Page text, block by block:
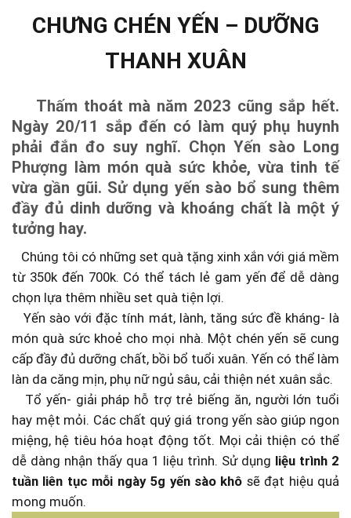
CHƯNG CHÉN YẾN – DƯỠNG
THANH XUÂN
Thấm thoát mà năm 2023 cũng sắp hết.
Ngày 20/11 sắp đến có làm quý phụ huynh
phải đắn đo suy nghĩ. Chọn Yến sào Long
Phượng làm món quà sức khỏe, vừa tinh tế
vừa gần gũi. Sử dụng yến sào bổ sung thêm
đầy đủ dinh dưỡng và khoáng chất là một ý
tưởng hay.
Chúng tôi có những set quà tặng xinh xắn với giá mềm
từ 350k đến 700k. Có thể tách lẻ gam yến để dễ dàng
chọn lựa thêm nhiều set quà tiện lợi.
Yến sào với đặc tính mát, lành, tăng sức đề kháng- là
món quà sức khoẻ cho mọi nhà. Một chén yến sẽ cung
cấp đầy đủ dưỡng chất, bồi bổ tuổi xuân. Yến có thể làm
làn da căng mịn, phụ nữ ngủ sâu, cải thiện nét xuân sắc.
Tổ yến- giải pháp hỗ trợ trẻ biếng ăn, người lớn tuổi
hay mệt mỏi. Các chất quý giá trong yến sào giúp ngon
miệng, hệ tiêu hóa hoạt động tốt. Mọi cải thiện có thể
dễ dàng nhận thấy qua 1 liệu trình. Sử dụng liệu trình 2
tuần liên tục mỗi ngày 5g yến sào khô sẽ đạt hiệu quả
mong muốn.